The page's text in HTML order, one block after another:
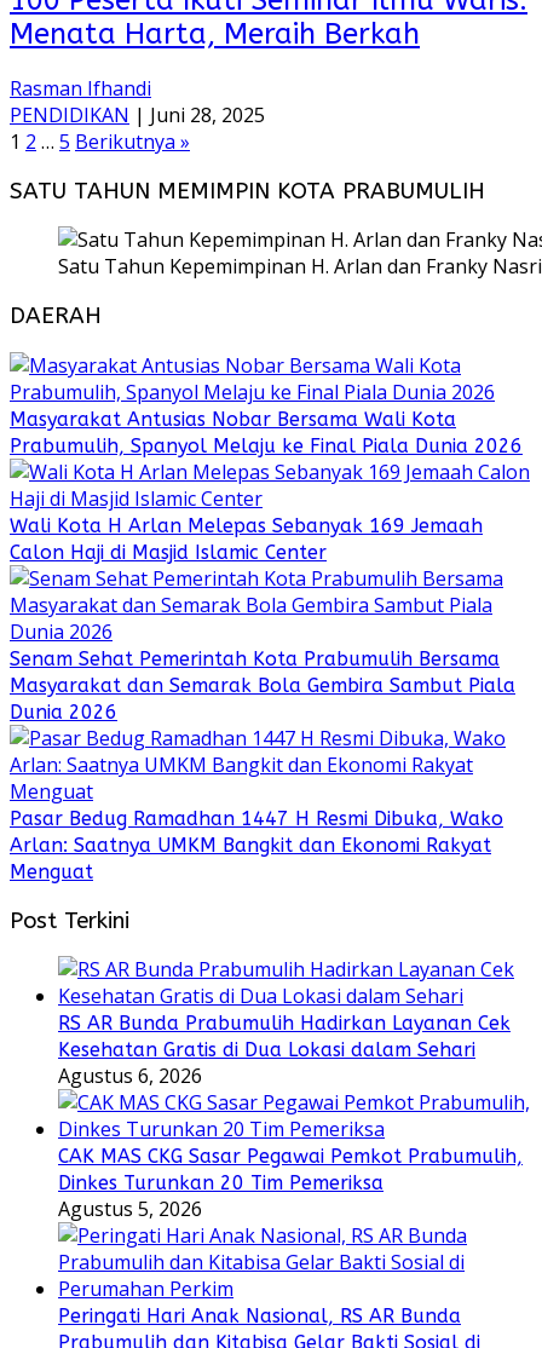
Menata Harta, Meraih Berkah
Rasman Ifhandi
PENDIDIKAN | Juni 28, 2025
Paginasi
pos
1 2 … 5 Berikutnya »
SATU TAHUN MEMIMPIN KOTA PRABUMULIH
Satu Tahun Kepemimpinan H. Arlan dan Franky
DAERAH
Masyarakat Antusias Nobar Bersama Wali Kota
Prabumulih, Spanyol Melaju ke Final Piala Dunia 2026
Wali Kota H Arlan Melepas Sebanyak 169 Jemaah
Calon Haji di Masjid Islamic Center
Senam Sehat Pemerintah Kota Prabumulih Bersama
Masyarakat dan Semarak Bola Gembira Sambut Piala
Dunia 2026
Pasar Bedug Ramadhan 1447 H Resmi Dibuka, Wako
Arlan: Saatnya UMKM Bangkit dan Ekonomi Rakyat
Menguat
Post Terkini
RS AR Bunda Prabumulih Hadirkan Layanan Cek
Kesehatan Gratis di Dua Lokasi dalam Sehari
Agustus 6, 2026
CAK MAS CKG Sasar Pegawai Pemkot Prabumulih,
Dinkes Turunkan 20 Tim Pemeriksa
Agustus 5, 2026
Peringati Hari Anak Nasional, RS AR Bunda
Prabumulih dan Kitabisa Gelar Bakti Sosial di